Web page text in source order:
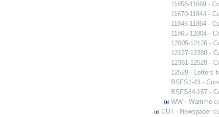
11658-11669 -
11670-11844 -
11845-11864 -
11865-12004 -
12005-12126 -
12127-12380 -
12381-12528 -
12529 - Letters
BSFS1-43 -
BSFS44-157 -
WW - Wartime
CUT - Newspaper